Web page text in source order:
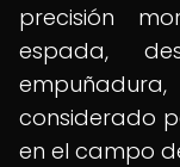
precisión
espada,
considerado
en el campo